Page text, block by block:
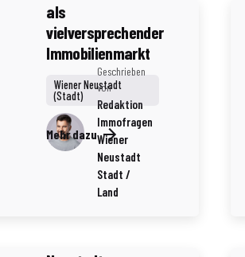
Geschrieben
von
Redaktion
Immofragen
Wiener
Neustadt
Stadt /
Land
als
vielversprechender
Immobilienmarkt
Wiener Neustadt
(Stadt)
Mehr dazu
4 Minuten Lesezeit
Verkauf von
historischen